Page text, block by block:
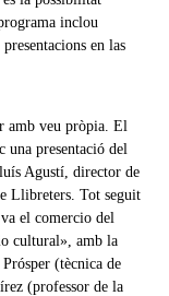
inclou
en las
amb veu pròpia. El
una presentació del
Agustí, director de
Llibreters. Tot seguit
el comercio del
cultural», amb la
(tècnica de
(professor de la